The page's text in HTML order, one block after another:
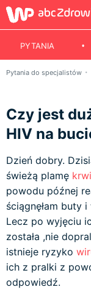
PYTANIA
Pytania do specjalistów
Czy jest
HIV na
Dzień dobry.
świeżą plamę krwi
powodu późnej
ściągnęłam buty
Lecz po wyjęciu
została ,nie
istnieje ryzyko
ich z pralki z
odpowiedź.